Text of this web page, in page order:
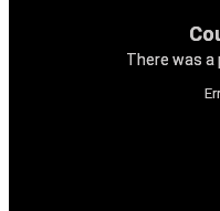
There was a